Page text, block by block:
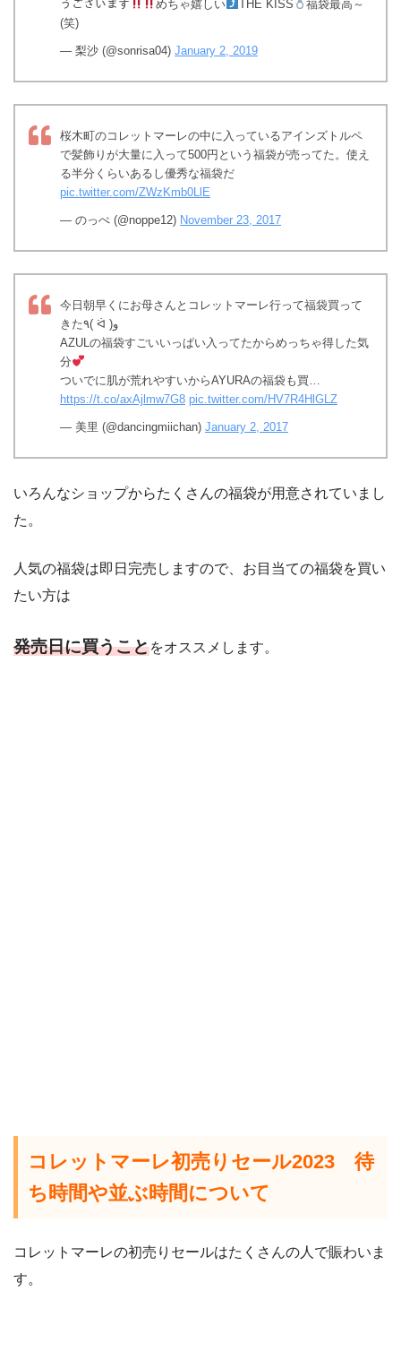
うごさいます
めちゃ嬉しい THE KISS
福袋最高～
(笑)
— 梨沙 (@sonrisa04) January 2, 2019
桜木町のコレットマーレの中に入っているアインズトルペ
で髪飾りが大量に入って500円という福袋が売ってた。使え
る半分くらいあるし優秀な福袋だ
pic.twitter.com/ZWzKmb0LlE
— のっぺ (@noppe12) November 23, 2017
今日朝早くにお母さんとコレットマーレ行って福袋買って
きた٩( ᐛ )و
AZULの福袋すごいいっぱい入ってたからめっちゃ得した気
分
ついでに肌が荒れやすいからAYURAの福袋も買…
https://t.co/axAjlmw7G8 pic.twitter.com/HV7R4HlGLZ
— 美里 (@dancingmiichan) January 2, 2017
いろんなショップからたくさんの福袋が用意されていまし
た。
人気の福袋は即日完売しますので、お目当ての福袋を買い
たい方は
発売日に買うことをオススメします。
コレットマーレ初売りセール2023 待
ち時間や並ぶ時間について
コレットマーレの初売りセールはたくさんの人で賑わいま
す。